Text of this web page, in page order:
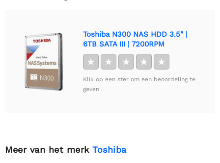
Toshiba N300 NAS HDD 3.5" |
6TB SATA III | 7200RPM
★ ★ ★ ★ ★
Klik op een ster om een beoordeling te
geven
Meer van het merk Toshiba